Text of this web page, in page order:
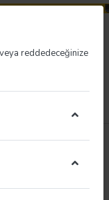
reddedeceğinize